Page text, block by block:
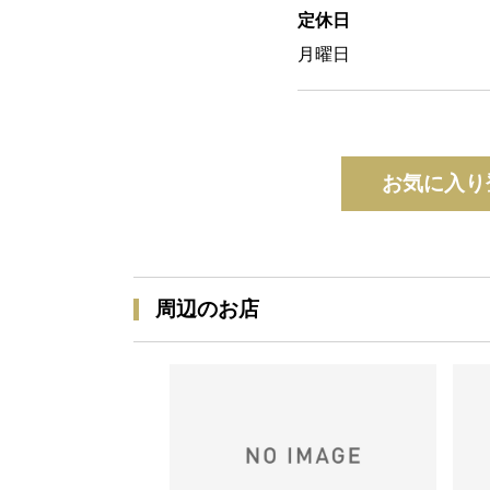
定休日
月曜日
お気に入
周辺のお店